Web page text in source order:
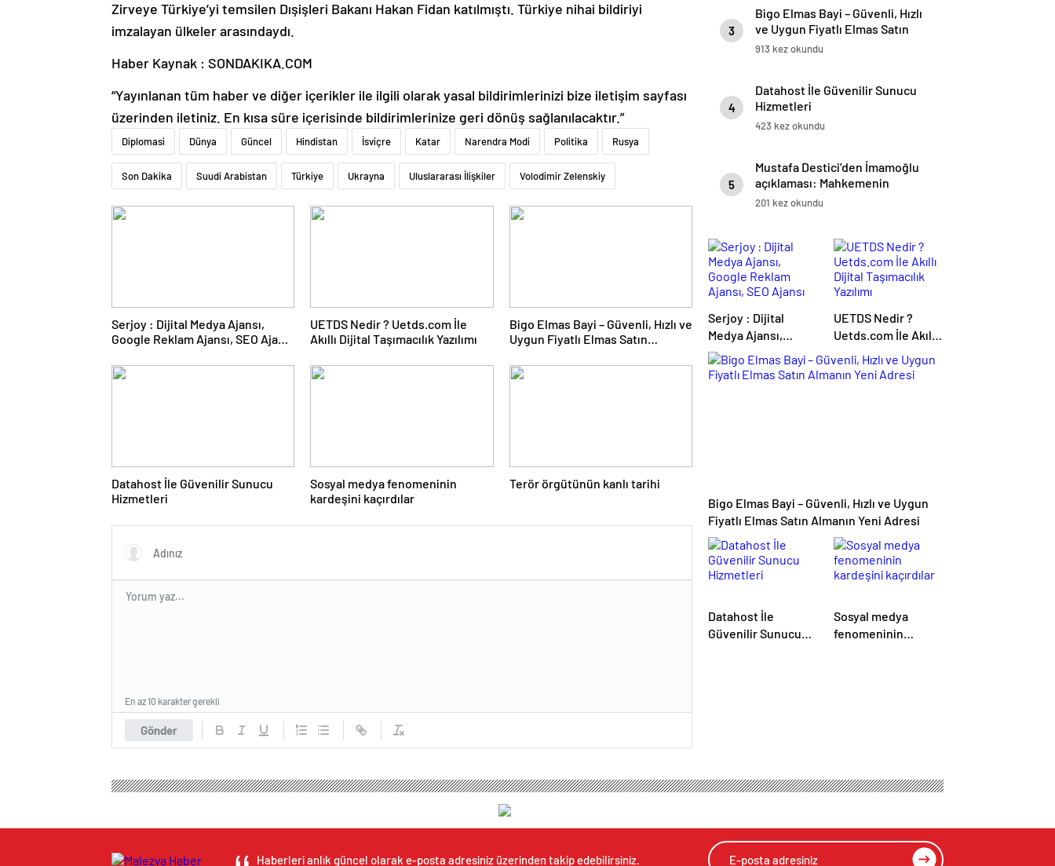
Zirveye Türkiye’yi temsilen Dışişleri Bakanı Hakan Fidan katılmıştı. Türkiye nihai bildiriyi
imzalayan ülkeler arasındaydı.
Haber Kaynak : SONDAKIKA.COM
“Yayınlanan tüm haber ve diğer içerikler ile ilgili olarak yasal bildirimlerinizi bize iletişim sayfası
üzerinden iletiniz. En kısa süre içerisinde bildirimlerinize geri dönüş sağlanılacaktır.”
Diplomasi Dünya Güncel Hindistan İsviçre Katar Narendra Modi Politika Rusya
Son Dakika Suudi Arabistan Türkiye Ukrayna Uluslararası İlişkiler Volodimir Zelenskiy
Serjoy : Dijital Medya Ajansı,
Google Reklam Ajansı, SEO Ajansı
UETDS Nedir ? Uetds.com İle
Akıllı Dijital Taşımacılık Yazılımı
Bigo Elmas Bayi – Güvenli, Hızlı ve
Uygun Fiyatlı Elmas Satın
Datahost İle Güvenilir Sunucu
Hizmetleri
Sosyal medya fenomeninin
kardeşini kaçırdılar
Terör örgütünün kanlı tarihi
Gönder
En az 10 karakter gerekli
3
Bigo Elmas Bayi – Güvenli, Hızlı
ve Uygun Fiyatlı Elmas Satın
Almanın Yeni Adresi
913 kez okundu
4
Datahost İle Güvenilir Sunucu
Hizmetleri
423 kez okundu
5
Mustafa Destici’den İmamoğlu
açıklaması: Mahkemenin
kararına saygılı olacağız
201 kez okundu
Serjoy : Dijital
Medya Ajansı,
Google Reklam
Ajansı, SEO Ajansı
UETDS Nedir ?
Uetds.com İle Akıllı
Dijital Taşımacılık
Yazılımı
Bigo Elmas Bayi – Güvenli, Hızlı ve Uygun
Fiyatlı Elmas Satın Almanın Yeni Adresi
Datahost İle
Güvenilir Sunucu
Sosyal medya
fenomeninin
Haberleri anlık güncel olarak e-posta adresiniz üzerinden takip edebilirsiniz.